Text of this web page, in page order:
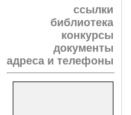
ссылки
библиотека
конкурсы
документы
адреса и телефоны